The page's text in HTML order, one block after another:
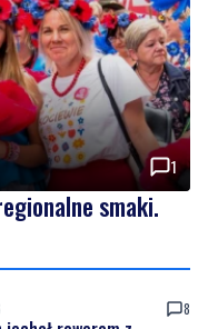
1
smaki.
8